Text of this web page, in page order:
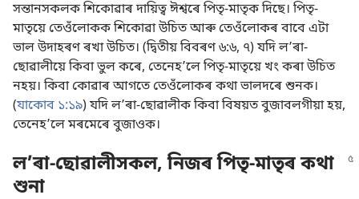
সন্তানসকলক শিকোৱাৰ দায়িত্ব ঈশ্বৰে পিতৃ-মাতৃক দিছে। পিতৃ-
মাতৃয়ে তেওঁলোকক শিকোৱা উচিত আৰু তেওঁলোকৰ বাবে এটা
ভাল উদাহৰণ ৰখা উচিত। (দ্বিতীয় বিবৰণ ৬:৬, ৭) যদি লʼৰা-
ছোৱালীয়ে কিবা ভুল কৰে, তেনেহʼলে পিতৃ-মাতৃয়ে খং কৰা উচিত
নহয়। কিবা কোৱাৰ আগতে তেওঁলোকৰ কথা ভালদৰে শুনক।
(যাকোব ১:১৯) যদি লʼৰা-ছোৱালীক কিবা বিষয়ত বুজাবলগীয়া হয়,
তেনেহʼলে মৰমেৰে বুজাওক।
লʼৰা-ছোৱালীসকল, নিজৰ পিতৃ-মাতৃৰ কথা
শুনা